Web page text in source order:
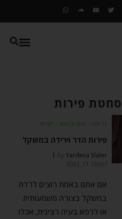
פירות
בריאות - הגוף והנפש ⬦ לקרוא
פירות הדר וירידה במשקל
byYardena Slater
דצמבר 11, 2022
אם אתם באמת רוצים לרדת
במשקל בצורה משמעותית
או לרפא בעיה רצינית, אכלו